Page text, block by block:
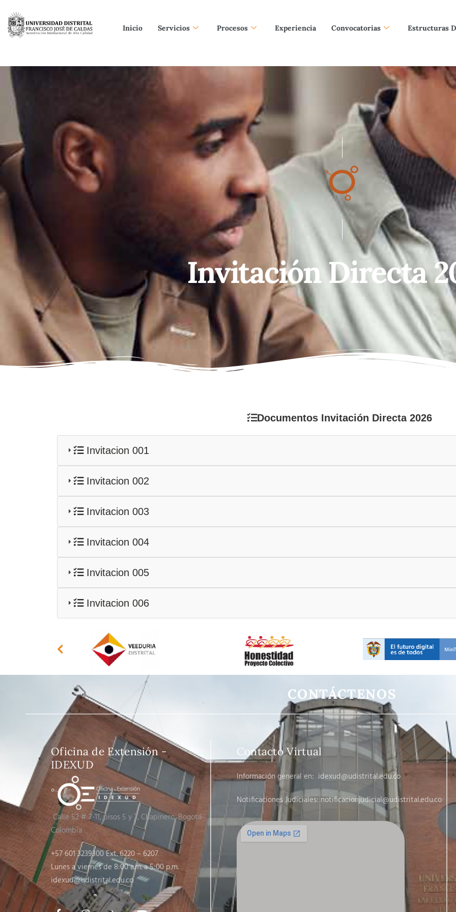
Inicio Servicios Procesos Experiencia Convocatorias Estructuras
Invitación Directa
Documentos Invitación Directa 2026
Invitacion 001
Invitacion 002
Invitacion 003
Invitacion 004
Invitacion 005
Invitacion 006
CONTÁCTENOS
Oficina de Extensión -
IDEXUD
Calle 52 # 7-11, pisos 5 y 7, Chapinero, Bogotá-
Colombia
+57 601 3239300 Ext. 6220 – 6207
Lunes a viernes de 8:00 a.m. a 5:00 p.m.
idexud@udistrital.edu.co
Contacto Virtual
Información general en: idexud@udistrital.edu.co
Notificaciones Judiciales: notificacionjudicial@udistrital.edu.co